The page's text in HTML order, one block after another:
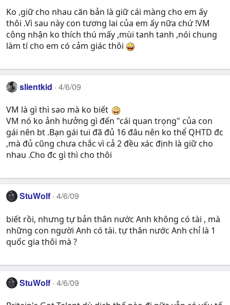
Ko ,giữ cho nhau căn bản là giữ cái màng cho em ấy
thôi .Vì sau này con tương lai của em ấy nữa chứ !VM
công nhận ko thích thú mấy ,mùi tanh tanh ,nói chung
làm tí cho em có cảm giác thôi
slientkid 4/6/09
VM là gì thì sao mà ko biết
VM nó ko ảnh hưởng gì đến "cái quan trọng" của con
gái nên bt .Bạn gái tui đã đủ 16 đâu nên ko thể QHTD đc
,mà đủ cũng chưa chắc vì cả 2 đều xác định là giữ cho
nhau .Cho đc gì thì cho thôi
StuWolf 4/6/09
biết rồi, nhưng tự bản thân nước Anh không có tài , mà
những con người Anh có tài. tự thân nước Anh chỉ là 1
quốc gia thôi mà ?
StuWolf 4/6/09